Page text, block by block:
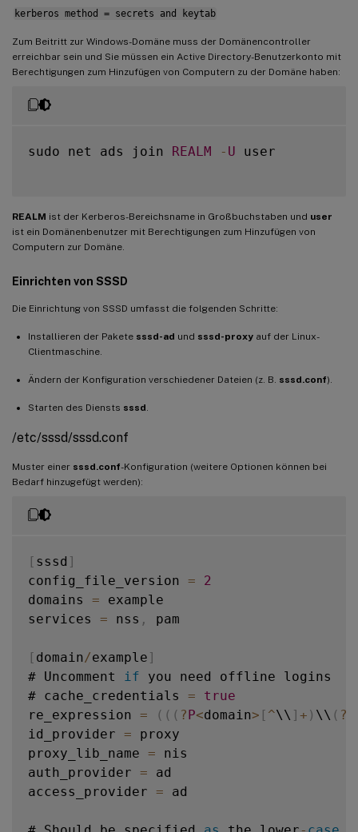
kerberos method = secrets and keytab
Zum Beitritt zur Windows-Domäne muss der Domänencontroller
erreichbar sein und Sie müssen ein Active Directory-Benutzerkonto mit
Berechtigungen zum Hinzufügen von Computern zu der Domäne haben:
sudo net ads join REALM - U user
REALM ist der Kerberos-Bereichsname in Großbuchstaben und user
ist ein Domänenbenutzer mit Berechtigungen zum Hinzufügen von
Computern zur Domäne.
Einrichten von SSSD
Die Einrichtung von SSSD umfasst die folgenden Schritte:
Installieren der Pakete sssd-ad und sssd-proxy auf der Linux-
Clientmaschine.
Ändern der Konfiguration verschiedener Dateien (z. B. sssd.conf).
Starten des Diensts sssd
/etc/sssd/sssd.conf
Muster einer sssd.conf-Konfiguration (weitere Optionen können bei
Bedarf hinzugefügt werden):
[ sssd ]
config_file_version =
2
domains = example
services = nss , pam
[ domain/example ]
# Uncomment
if you need offline logins
# cache_credentials =
true
re_expression = ( ( ( ?P<domain> [ ^\\ ] + ) \\ ( ?
id_provider = proxy
proxy_lib_name = nis
auth_provider = ad
access_provider = ad